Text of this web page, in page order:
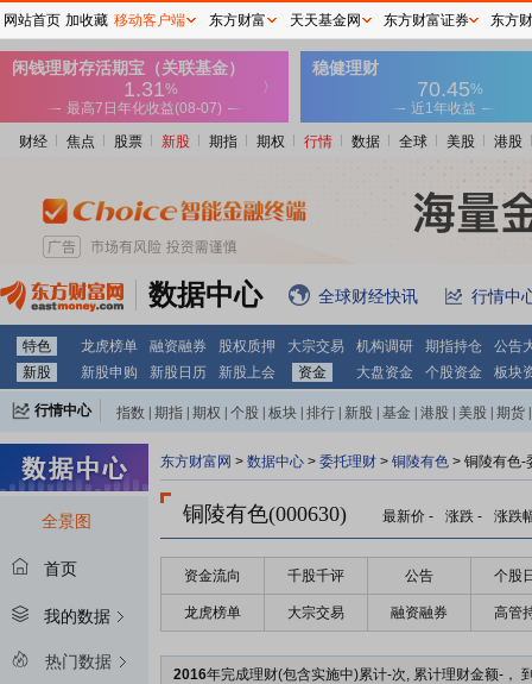
财经 焦点 股票 新股 期指 期权 行情 数据 全球 美股 港股
数据中心 全球财经快讯 行情中
特色 龙虎榜单 融资融券 股权质押 大宗交易 机构调研 期指持仓
公告
新股
新股申购 新股日历 新股上会 资金 大盘资金 个股资金 板块
行情中心 指数 期指 期权 个股 板块 排行 新股 基金 港股 美股 期货
全景图
首页
我的数据
热门数据
东方财富网 > 数据中心 > 委托理财 > 铜陵有色 > 铜陵有色-
铜陵有色(000630) 最新价 - 涨跌 - 涨跌
资金流向 千股千评 公告 个股
龙虎榜单 大宗交易 融资融券 高管
2016年完成理财(包含实施中)累计-次, 累计理财金额-，
网站首页 加收藏 移动客户端 东方财富 天天基金网 东方财富证券 东方